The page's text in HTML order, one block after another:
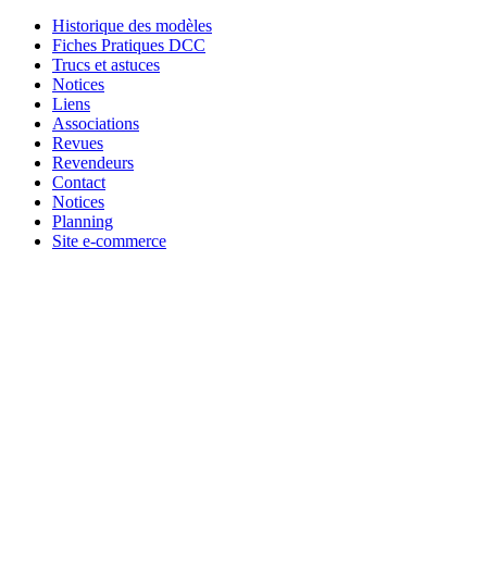
Historique des modèles
Fiches Pratiques DCC
Trucs et astuces
Notices
Liens
Associations
Revues
Revendeurs
Contact
Notices
Planning
Site e-commerce